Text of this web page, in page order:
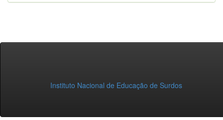
Instituto Nacional de Educação de Surdos